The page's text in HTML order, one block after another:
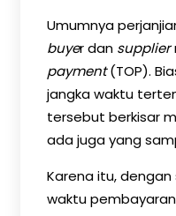
Umumnya
buyer dan supplier
payment(TOP).
jangka waktu
tersebut berkisar
ada juga yang
Karena itu,
waktu